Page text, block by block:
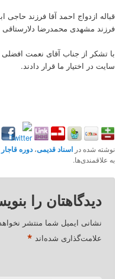
قباله ازدواج احمد آقا فرزند
فرزند مشهدی محمدرضا دلارستاقی سال 1287
با تشکر از جناب آقای نعمت افضلی
سایت در اختیار ما قرار دادند.
نوشته شده دراسناد قدیمی،دوره قاجار
به علاقمندی‌ها.
دیدگاهتان را
نشانی ایمیل شما منتشر
علامت‌گذاری شده‌اند *